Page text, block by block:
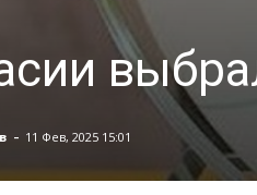
- 11 Фев, 2025 15:01